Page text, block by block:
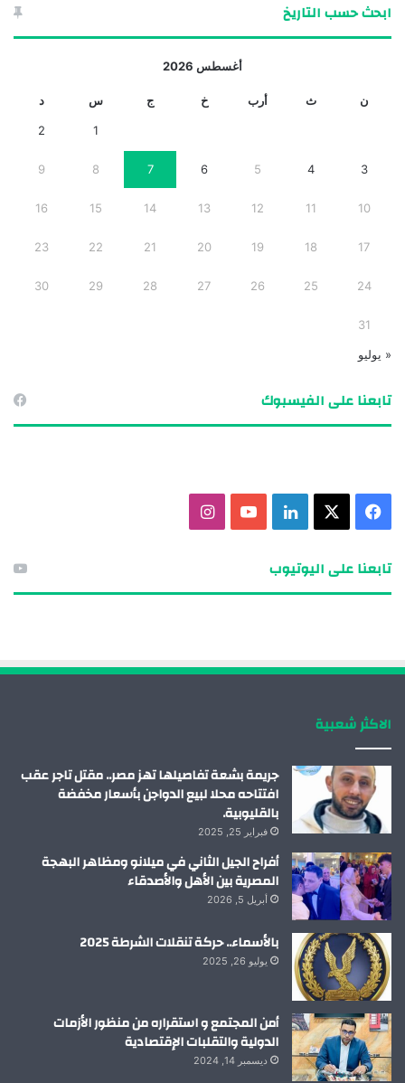
ابحث حسب التاريخ
أغسطس 2026
ن ث أرب خ ج س د
1
2
3
4
5
6
7
8
9
10
11
12
13
14
15
16
17
18
19
20
21
22
23
24
25
26
27
28
29
30
31
« يوليو
تابعنا على الفيسبوك
م
تابعنا على اليوتيوب
الاكثر شعبية
جريمة بشعة تفاصيلها تهز مصر.. مقتل تاجر عقب
افتتاحه محلا لبيع الدواجن بأسعار مخفضة
بالقليوبية.
فبراير 25, 2025
أفراح الجيل الثاني في ميلانو ومظاهر البهجة
المصرية بين الأهل والأصدقاء
أبريل 5, 2026
بالأسماء.. حركة تنقلات الشرطة 2025
يوليو 26, 2025
أمن المجتمع و استقراره من منظور الأزمات
الدولية والتقلبات الإقتصادية
ديسمبر 14, 2024